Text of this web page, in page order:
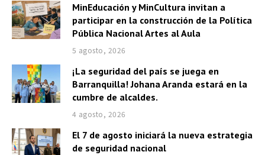
MinEducación y MinCultura invitan a
participar en la construcción de la Política
Pública Nacional Artes al Aula
5 agosto, 2026
¡La seguridad del país se juega en
Barranquilla! Johana Aranda estará en la
cumbre de alcaldes.
4 agosto, 2026
El 7 de agosto iniciará la nueva estrategia
de seguridad nacional